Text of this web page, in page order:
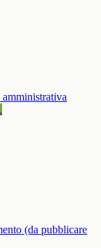
(da pubblicare